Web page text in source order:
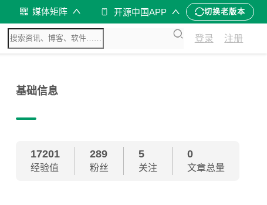
媒体矩阵 开源中国APP 切换老版本
登录 注册
基础信息
17201
经验值
289
粉丝
5
关注
0
文章总量